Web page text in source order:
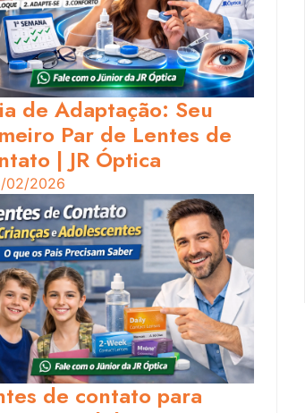
de Adaptação: Seu
Par de Lentes de
| JR Óptica
02/2026
de contato para